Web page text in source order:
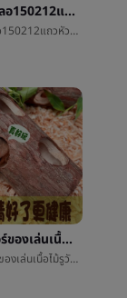
หยกสอพลอ150212แถวหัวเข็มขัดนางสาวเงินได้บริเวณหน้าท้องหญิงตั้งครรภ์ภายหลังเกิดæบริเวณหน้าท้องร่างกายการออกกำลังกายเงินได้เข็มขัดขายส่ง
หยกสอพลอ150212แถวหัวเข็มขัดนางสาวเงินได้บริเวณหน้าท้องหญิงตั้งครรภ์ภายหลังเกิดæบริเวณหน้าท้องร่างกายการออกกำลังกายเงินได้เข็มขัดขายส่ง
แฮมสเตอร์ของเล่นเนื้อไม้รูวัตคินส์แบกกรงหนูตะเภาหมูกินีภูมิทัศน์คลายความเบื่อสู้รูอุโมงค์เขาวงกตหลีกเลี่ยงรังบ้าน
แฮมสเตอร์ของเล่นเนื้อไม้รูวัตคินส์แบกกรงหนูตะเภาหมูกินีภูมิทัศน์คลายความเบื่อสู้รูอุโมงค์เขาวงกตหลีกเลี่ยงรังบ้าน